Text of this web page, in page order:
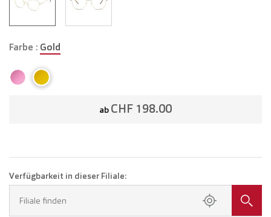
Farbe : Gold
ab CHF 198.00
Verfügbarkeit in dieser Filiale:
Filiale finden